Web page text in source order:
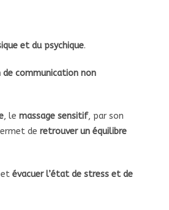
et du psychique.
de communication non
, le massage sensitif, par son
de retrouver un équilibre
et évacuer l’état de stress et de